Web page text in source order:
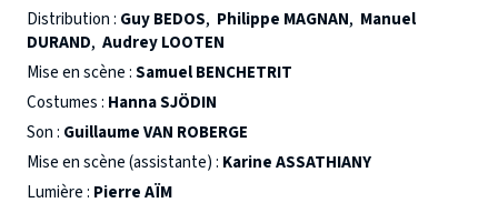
Distribution : Guy BEDOS, Philippe MAGNAN, Manuel
DURAND, Audrey LOOTEN
Mise en scène :Samuel BENCHETRIT
Costumes : Hanna SJÖDIN
Son : Guillaume VAN ROBERGE
Mise en scène (assistante) : Karine ASSATHIANY
Lumière : Pierre AÏM